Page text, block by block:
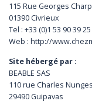
115 Rue Georges
01390 Civrieux
Tel : +33 (0)1 53 90 39 25
Web : http://
Site hébergé par :
BEABLE SAS
110 rue Charles
29490 Guipavas